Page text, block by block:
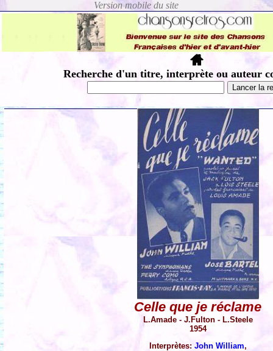
Recherche d'un titre, interprète ou auteur
Celle que je réclame
L.Amade - J.Fulton - L.Steele
1954
Interprètes: John William,